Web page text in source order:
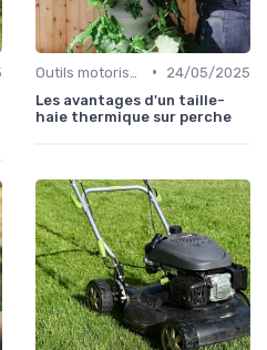
•
24/05/2025
Les avantages d'un taille-
haie thermique sur perche